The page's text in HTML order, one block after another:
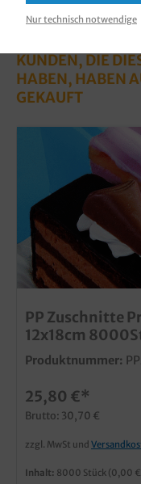
KUNDEN, DIE
HABEN, HABEN
GEKAUFT
PP Zuschnitte
12x18cm
Produktnummer:
25,80 €*
Brutto: 30,70 €
zzgl. MwSt und
Inhalt: 8000 Stück (0,00
Nur technisch notwendige